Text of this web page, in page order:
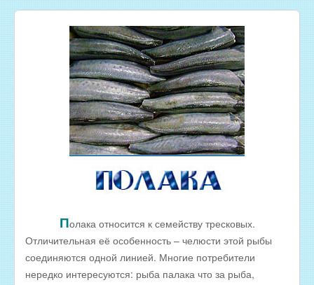
ЖИВАЯ РЫБА
МОРЕПРОДУКТЫ
СОЛЕНАЯ РЫБА
КОПЧЕНАЯ РЫБА
ВЯЛЕНАЯ РЫБА
РЫБНЫЕ СТЕЙКИ ОПТОМ
РЫБА ДЛЯ ЗАРЫБЛЕНИЯ ВОДОЕМА
ПРАЙС-ЛИСТЫ
ОПТОВИКАМ
Полака относится к семейству тресковых.
Отличительная её особенность – челюсти этой рыбы
соединяются одной линией. Многие потребители
нередко интересуются: рыба палака что за рыба,